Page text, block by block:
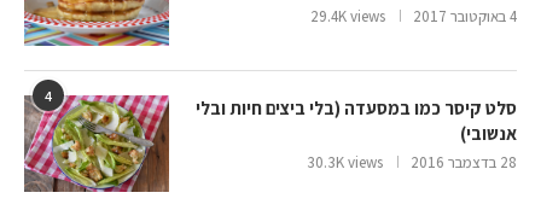
4 באוקטובר 2017 29.4K views
4
סלט קיסר כמו במסעדה (בלי ביצים חיות ובלי
אנשובי)
28 בדצמבר 2016 30.3K views